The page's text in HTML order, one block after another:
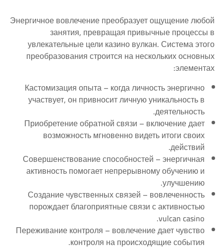
Энергичное вовлечение преобразует ощущение любой
занятия, превращая привычные процессы в
увлекательные цели казино вулкан. Система этого
преобразования строится на нескольких основных
элементах:
Кастомизация опыта – когда личность энергично
участвует, он привносит личную уникальность в
деятельность.
Приобретение обратной связи – включение дает
возможность мгновенно видеть итоги своих
действий.
Совершенствование способностей – энергичная
активность помогает непрерывному обучению и
улучшению.
Создание чувственных связей – вовлеченность
порождает благоприятные связи с активностью
vulcan casino.
Переживание контроля – вовлечение дает чувство
контроля на происходящие события.